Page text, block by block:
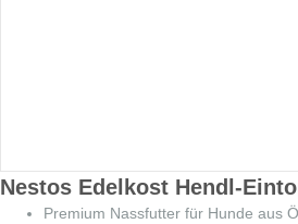
Nestos Edelkost Hendl-
Premium Nassfutter für Hunde aus